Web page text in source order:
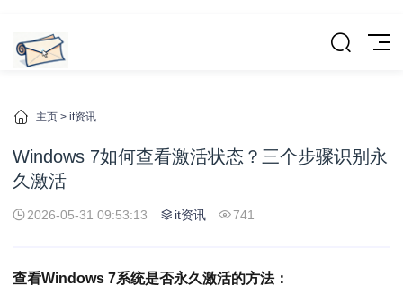
主页 > it资讯
Windows 7如何查看激活状态？三个步骤识别永
久激活
2026-05-31 09:53:13 it资讯 741
查看Windows 7系统是否永久激活的方法：